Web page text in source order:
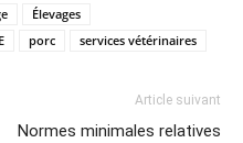
Élevages
porc services vétérinaires
Article suivant
Normes minimales relatives